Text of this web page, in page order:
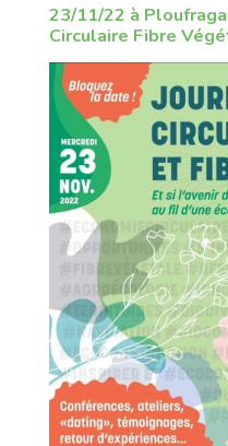
23/11/22 à
Circulaire Fibre